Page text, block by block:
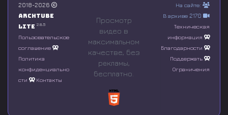
n
d
2018-2026
Archtube
Lite 2.8.5
Пользовательское
соглашение
Политика
конфиденциально
сти
Контакты
Просмотр
видео в
максимальном
качестве, без
рeкламы,
бесплатно.
На сайте:
В архиве 2170
Техническая
информация
Благодарности
Поддержать
Ограничения